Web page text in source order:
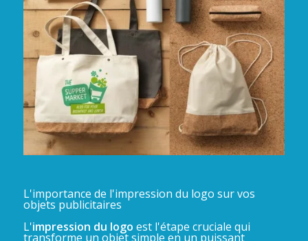
L'importance de l'impression du logo sur vos
objets publicitaires
L'impression du logo est l'étape cruciale qui
transforme un objet simple en un puissant